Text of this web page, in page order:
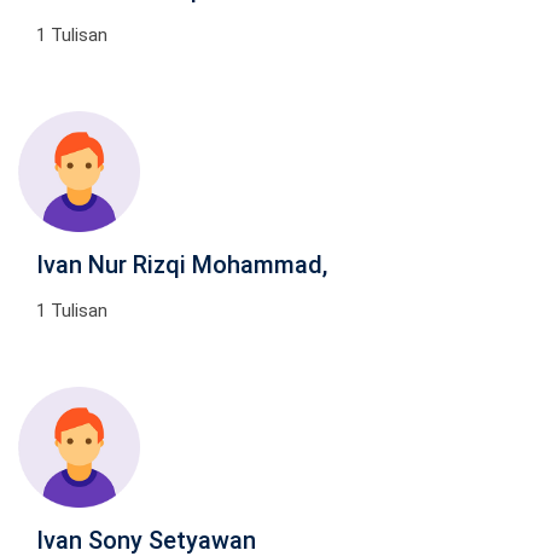
1 Tulisan
Ivan Nur Rizqi Mohammad,
1 Tulisan
Ivan Sony Setyawan